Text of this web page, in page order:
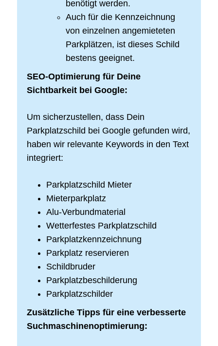
benötigt werden.
Auch für die Kennzeichnung
von einzelnen angemieteten
Parkplätzen, ist dieses Schild
bestens geeignet.
SEO-Optimierung für Deine
Sichtbarkeit bei Google:
Um sicherzustellen, dass Dein
Parkplatzschild bei Google gefunden wird,
haben wir relevante Keywords in den Text
integriert:
Parkplatzschild Mieter
Mieterparkplatz
Alu-Verbundmaterial
Wetterfestes Parkplatzschild
Parkplatzkennzeichnung
Parkplatz reservieren
Schildbruder
Parkplatzbeschilderung
Parkplatzschilder
Zusätzliche Tipps für eine verbesserte
Suchmaschinenoptimierung: